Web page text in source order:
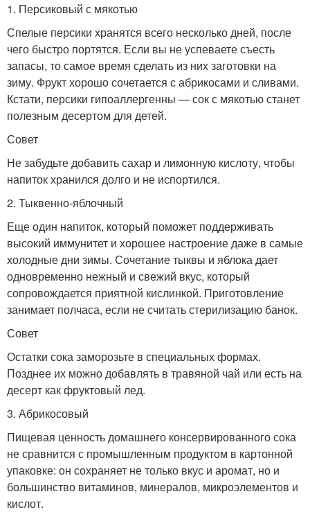
1. Персиковый с мякотью
Спелые персики хранятся всего несколько дней, после
чего быстро портятся. Если вы не успеваете съесть
запасы, то самое время сделать из них заготовки на
зиму. Фрукт хорошо сочетается с абрикосами и сливами.
Кстати, персики гипоаллергенны — сок с мякотью станет
полезным десертом для детей.
Совет
Не забудьте добавить сахар и лимонную кислоту, чтобы
напиток хранился долго и не испортился.
2. Тыквенно-яблочный
Еще один напиток, который поможет поддерживать
высокий иммунитет и хорошее настроение даже в самые
холодные дни зимы. Сочетание тыквы и яблока дает
одновременно нежный и свежий вкус, который
сопровождается приятной кислинкой. Приготовление
занимает полчаса, если не считать стерилизацию банок.
Совет
Остатки сока заморозьте в специальных формах.
Позднее их можно добавлять в травяной чай или есть на
десерт как фруктовый лед.
3. Абрикосовый
Пищевая ценность домашнего консервированного сока
не сравнится с промышленным продуктом в картонной
упаковке: он сохраняет не только вкус и аромат, но и
большинство витаминов, минералов, микроэлементов и
кислот.